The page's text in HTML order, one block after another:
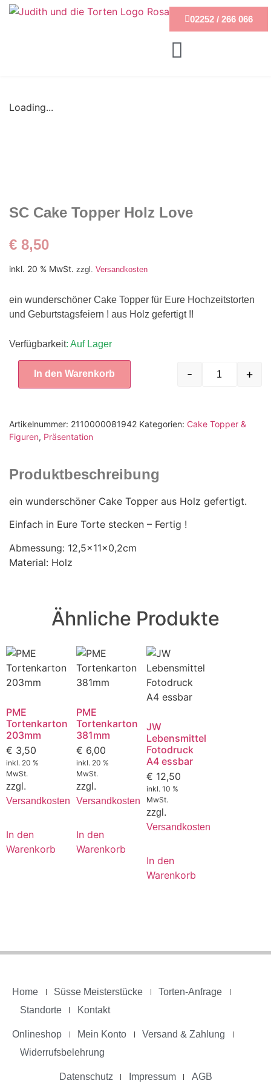
02252 / 266 066
Loading...
SC Cake Topper Holz Love
€ 8,50
inkl. 20 % MwSt. zzgl. Versandkosten
ein wunderschöner Cake Topper für Eure Hochzeitstorten
und Geburtstagsfeiern ! aus Holz gefertigt !!
Verfügbarkeit: Auf Lager
- +
In den Warenkorb
Artikelnummer: 2110000081942 Kategorien: Cake Topper &
Figuren, Präsentation
Produktbeschreibung
ein wunderschöner Cake Topper aus Holz gefertigt.
Einfach in Eure Torte stecken – Fertig !
Abmessung: 12,5x11x0,2cm
Material: Holz
Ähnliche Produkte
PME
Tortenkarton
203mm
€ 3,50
inkl. 20 %
MwSt.
zzgl.
Versandkosten
In den
Warenkorb
PME
Tortenkarton
381mm
€ 6,00
inkl. 20 %
MwSt.
zzgl.
Versandkosten
In den
Warenkorb
JW
Lebensmittel
Fotodruck
A4 essbar
€ 12,50
inkl. 10 %
MwSt.
zzgl.
Versandkosten
In den
Warenkorb
Home Süsse Meisterstücke
Torten-Anfrage
Standorte
Kontakt
Onlineshop Mein Konto
Versand & Zahlung
Widerrufsbelehrung
Datenschutz Impressum AGB